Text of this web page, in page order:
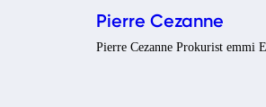
Pierre Cezanne
Pierre Cezanne Prokurist emmi